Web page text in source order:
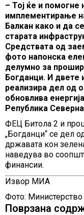
– Тој ќе и помогне
имплементирање
Балкан како и да
старата
Средствата од
фото напонска
делумно за
Богданци. И двете
реализира дел од
обновлива
Република
ФЕЦ Битола 2 и
„Богданци“ се дел
државата кон
наведува во
финансии.
Извор МИА
Фото:
Поврзана